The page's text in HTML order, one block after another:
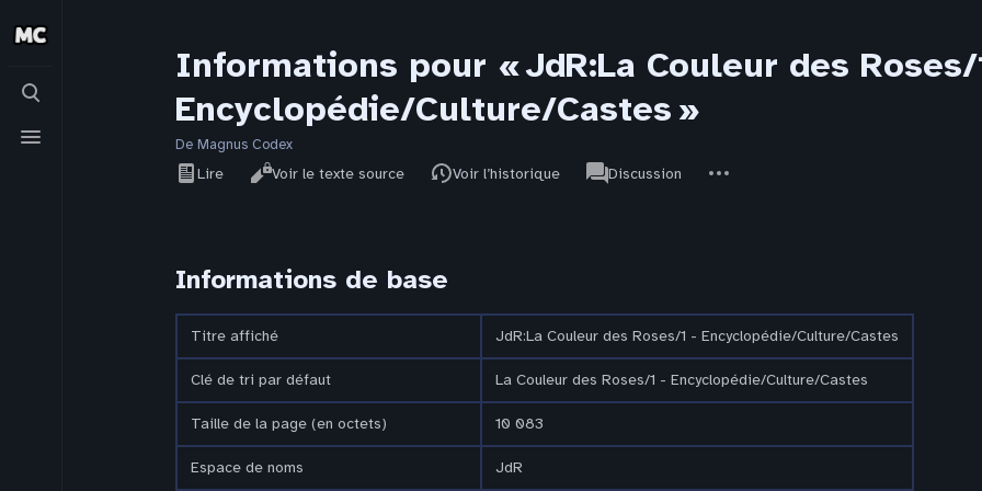
Basculer
recherche
Basculer
le
Informations pour « JdR:La Couleur des Roses/
Encyclopédie/Culture/Castes »
De Magnus Codex
Affichages
Lire Voir le texte source Voir l’historique
associated-
pages
JdRDiscussion
actions
Informations de base
Titre affiché JdR:La Couleur des Roses/1 - Encyclopédie/Culture/Castes
Clé de tri par défaut La Couleur des Roses/1 - Encyclopédie/Culture/Castes
Taille de la page (en octets) 10 083
Espace de noms JdR